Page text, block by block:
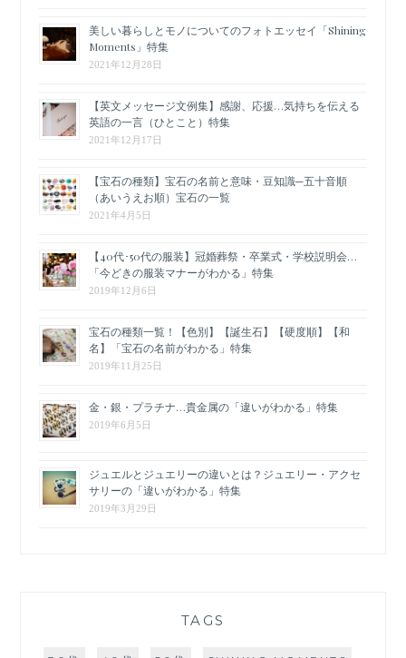
美しい暮らしとモノについてのフォトエッセイ「Shining
Moments」特集
2021年12月28日
【英文メッセージ文例集】感謝、応援…気持ちを伝える
英語の一言（ひとこと）特集
2021年12月17日
【宝石の種類】宝石の名前と意味・豆知識─五十音順
（あいうえお順）宝石の一覧
2021年4月5日
【40代･50代の服装】冠婚葬祭・卒業式・学校説明会…
「今どきの服装マナーがわかる」特集
2019年12月6日
宝石の種類一覧！【色別】【誕生石】【硬度順】【和
名】「宝石の名前がわかる」特集
2019年11月25日
金・銀・プラチナ…貴金属の「違いがわかる」特集
2019年6月5日
ジュエルとジュエリーの違いとは？ジュエリー・アクセ
サリーの「違いがわかる」特集
2019年3月29日
TAGS